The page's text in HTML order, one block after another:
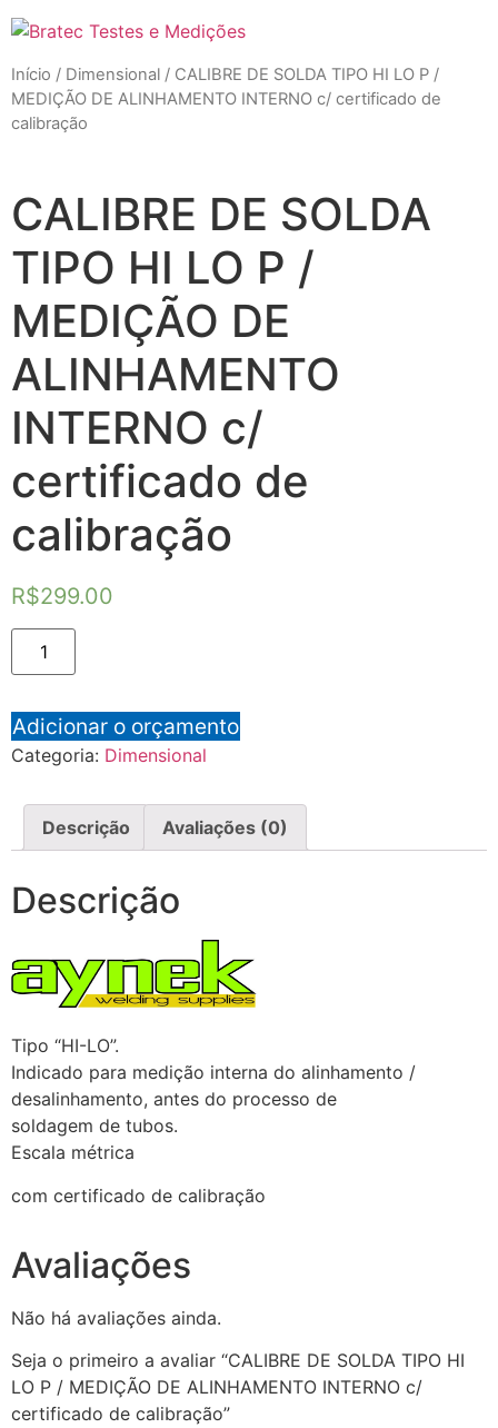
Início / Dimensional / CALIBRE DE SOLDA TIPO HI LO P /
MEDIÇÃO DE ALINHAMENTO INTERNO c/ certificado de
calibração
CALIBRE DE SOLDA
TIPO HI LO P /
MEDIÇÃO DE
ALINHAMENTO
INTERNO c/
certificado de
calibração
R$299.00
Adicionar o orçamento
Categoria: Dimensional
Descrição Avaliações (0)
Descrição
Tipo “HI-LO”.
Indicado para medição interna do alinhamento /
desalinhamento, antes do processo de
soldagem de tubos.
Escala métrica
com certificado de calibração
Avaliações
Não há avaliações ainda.
Seja o primeiro a avaliar “CALIBRE DE SOLDA TIPO HI
LO P / MEDIÇÃO DE ALINHAMENTO INTERNO c/
certificado de calibração”